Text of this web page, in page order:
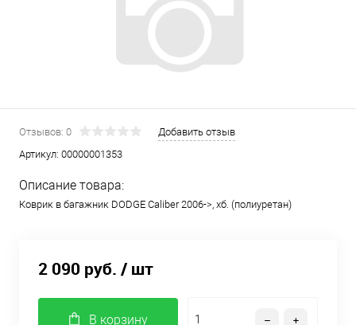
Отзывов: 0
Добавить отзыв
Артикул: 00000001353
Описание товара:
Коврик в багажник DODGE Caliber 2006->, хб. (полиуретан)
2 090 руб. / шт
В корзину